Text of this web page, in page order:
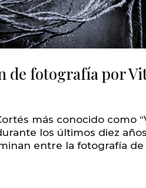
de fotografía por
más conocido como
los últimos diez
entre la fotografía de